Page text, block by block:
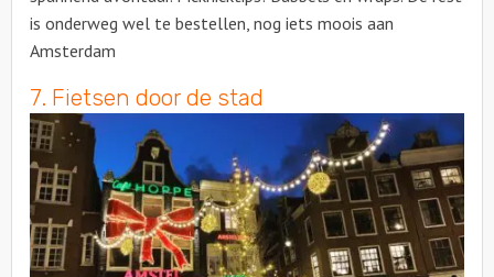
is onderweg wel te bestellen, nog iets moois aan
Amsterdam
7. Fietsen door de stad